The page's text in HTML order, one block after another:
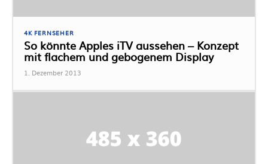
4K FERNSEHER
So könnte Apples iTV aussehen – Konzept
mit flachem und gebogenem Display
1. Dezember 2013